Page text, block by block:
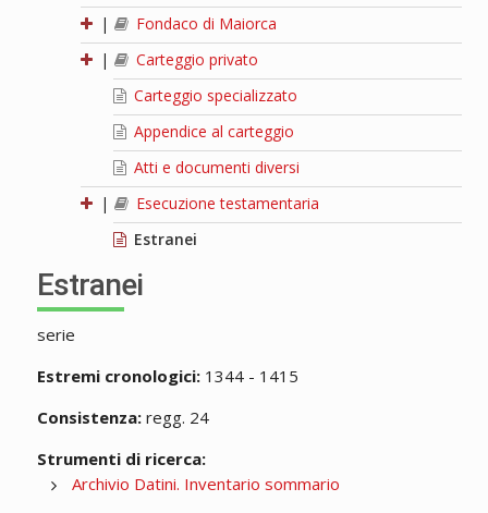
|
Fondaco di Maiorca
|
Carteggio privato
Carteggio specializzato
Appendice al carteggio
Atti e documenti diversi
|
Esecuzione testamentaria
Estranei
Estranei
serie
Estremi cronologici:1344 - 1415
Consistenza:regg. 24
Strumenti di ricerca:
Archivio Datini. Inventario sommario